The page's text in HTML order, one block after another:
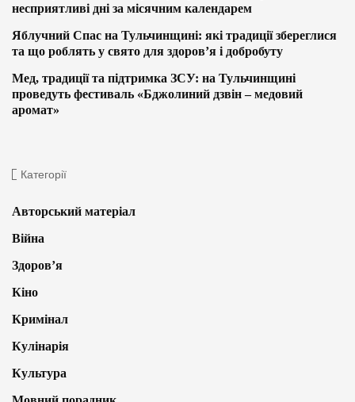
несприятливі дні за місячним календарем
Яблучний Спас на Тульчинщині: які традиції збереглися
та що роблять у свято для здоров’я і добробуту
Мед, традиції та підтримка ЗСУ: на Тульчинщині
проведуть фестиваль «Бджолиний дзвін – медовий
аромат»
Категорії
Авторський матеріал
Війна
Здоров’я
Кіно
Кримінал
Кулінарія
Культура